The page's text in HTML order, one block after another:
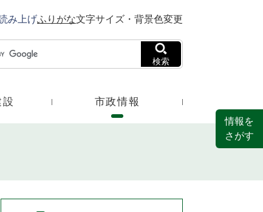
み上げふりがな文字サイズ・背景色変更
検索
市政情報
情報を
さがす